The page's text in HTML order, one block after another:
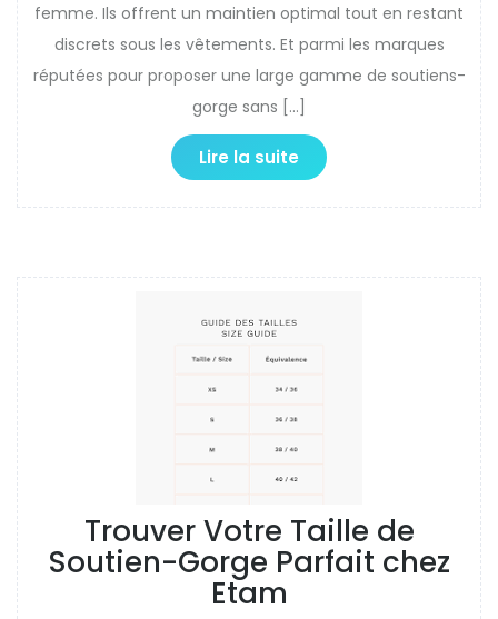
femme. Ils offrent un maintien optimal tout en restant
discrets sous les vêtements. Et parmi les marques
réputées pour proposer une large gamme de soutiens-
gorge sans […]
Lire la suite
Trouver Votre Taille de
Soutien-Gorge Parfait chez
Etam